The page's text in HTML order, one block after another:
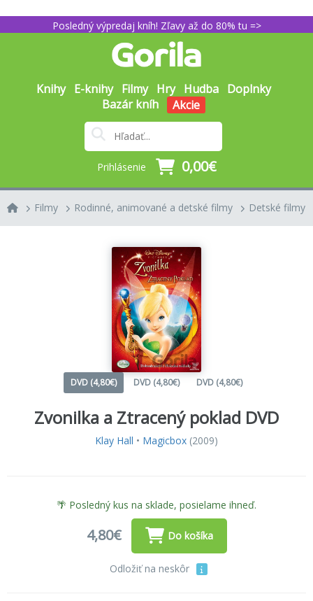
Posledný výpredaj kníh! Zľavy až do 80% tu =>
Knihy E-knihy Filmy Hry Hudba Doplnky
Bazár kníh
Akcie
Prihlásenie 0,00€
Filmy Rodinné, animované a detské filmy Detské filmy
DVD (4,80€) DVD (4,80€) DVD (4,80€)
Zvonilka a Ztracený poklad DVD
Klay Hall • Magicbox (2009)
🌴 Posledný kus na sklade, posielame ihneď.
4,80€ Do košíka
Odložiť na neskôr